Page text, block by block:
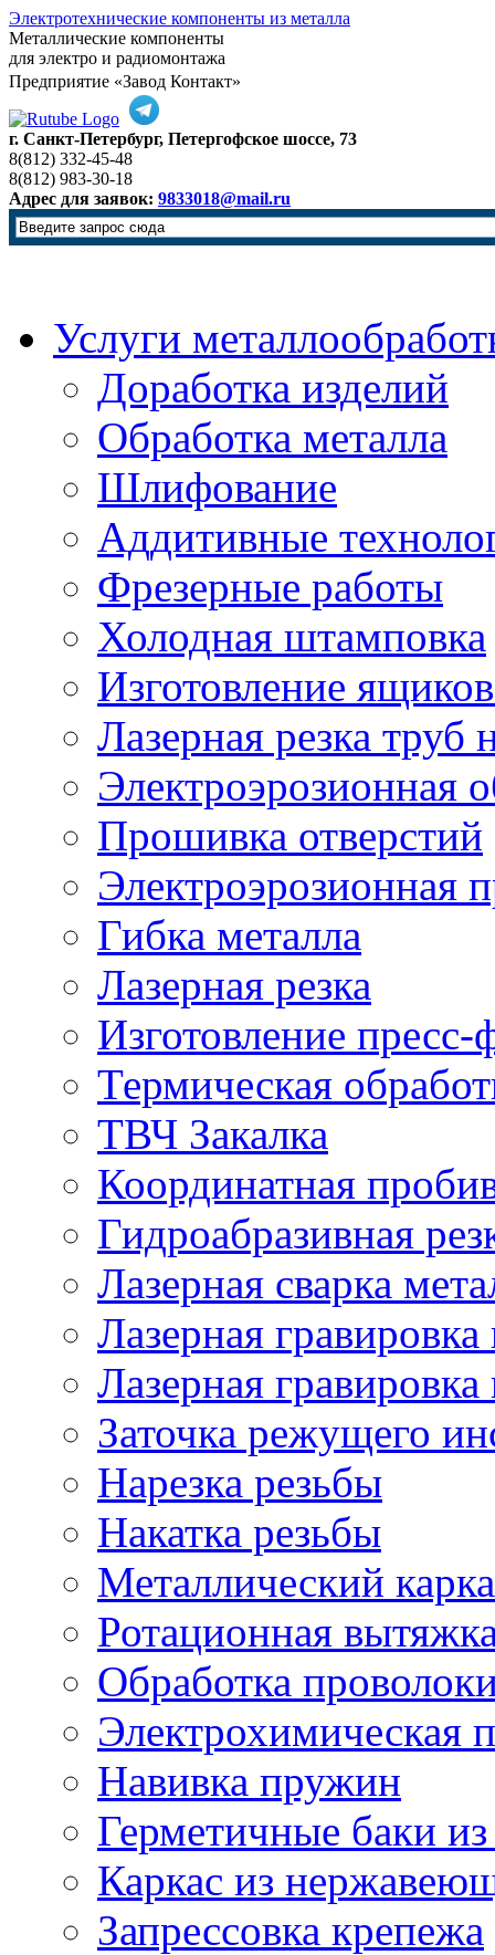
Электротехнические компоненты из металла
Металлические компоненты
для электро и радиомонтажа
Предприятие «Завод Контакт»
г. Санкт-Петербург, Петергофское шоссе, 73
8(812) 332-45-48
8(812) 983-30-18
Адрес для заявок: 9833018@mail.ru
Услуги
Доработка изделий
Обработка металла
Шлифование
Аддитивные
Фрезерные работы
Холодная штамповка
Изготовление
Лазерная резка труб
Электроэрозионная
Прошивка отверстий
Электроэрозионная
Гибка металла
Лазерная резка
Изготовление
Термическая
ТВЧ Закалка
Координатная
Гидроабразивная
Лазерная сварка
Лазерная гравировка
Лазерная
Заточка режущего
Нарезка резьбы
Накатка резьбы
Металлический
Ротационная
Обработка
Электрохимическая
Навивка пружин
Герметичные баки
Каркас из
Запрессовка крепежа